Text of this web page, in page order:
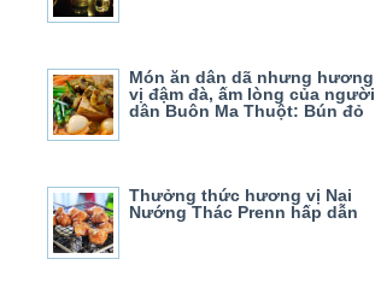
Món ăn dân dã nhưng hương
vị đậm đà, ấm lòng của người
dân Buôn Ma Thuột: Bún đỏ
Thưởng thức hương vị Nai
Nướng Thác Prenn hấp dẫn